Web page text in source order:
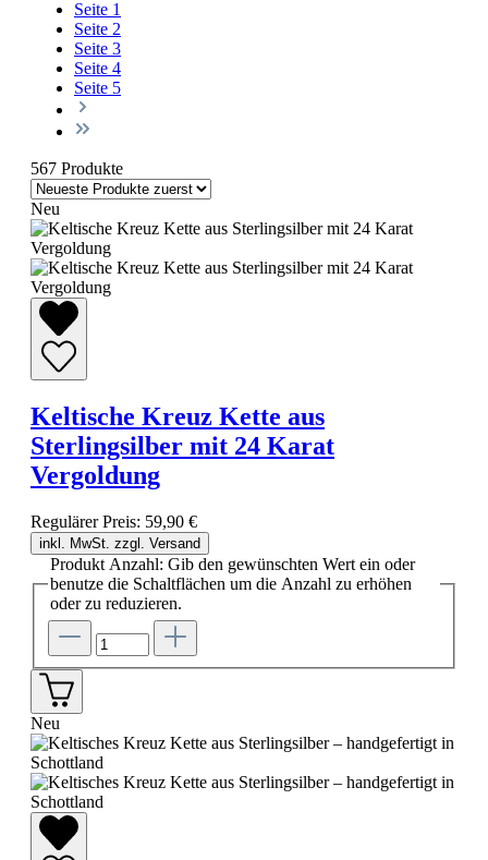
Seite 1
Seite 2
Seite 3
Seite 4
Seite 5
567 Produkte
Neu
Keltische Kreuz Kette aus
Sterlingsilber mit 24 Karat
Vergoldung
Regulärer Preis: 59,90 €
inkl. MwSt. zzgl. Versand
Produkt Anzahl: Gib den gewünschten Wert ein oder
benutze die Schaltflächen um die Anzahl zu erhöhen
oder zu reduzieren.
Neu